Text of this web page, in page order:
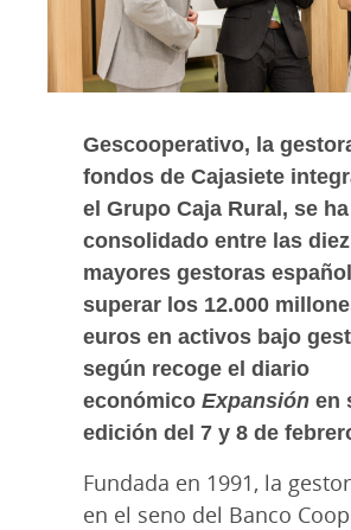
Gescooperativo, la
fondos de Cajasiete
el Grupo Caja Rural, se ha
consolidado entre las diez
mayores gestoras
superar los 12.000
euros en activos bajo
según recoge el diario
económico Expansión en
edición del 7 y 8 de
Fundada en 1991, la
en el seno del Banco